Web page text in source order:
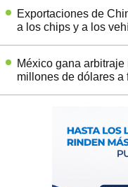
Exportaciones de
a los chips y a los
México gana
millones de dólares a